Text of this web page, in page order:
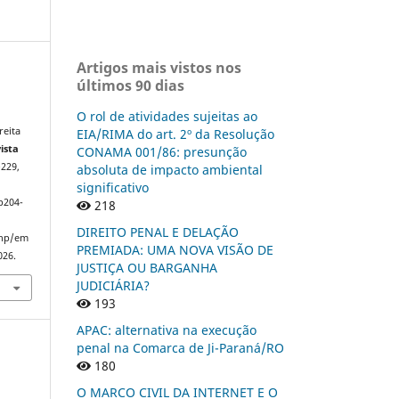
em
Artigos mais vistos nos
últimos 90 dias
O rol de atividades sujeitas ao
EIA/RIMA do art. 2º da Resolução
CONAMA 001/86: presunção
absoluta de impacto ambiental
significativo
218
DIREITO PENAL E DELAÇÃO
PREMIADA: UMA NOVA VISÃO DE
JUSTIÇA OU BARGANHA
JUDICIÁRIA?
193
APAC: alternativa na execução
penal na Comarca de Ji-Paraná/RO
180
O MARCO CIVIL DA INTERNET E O